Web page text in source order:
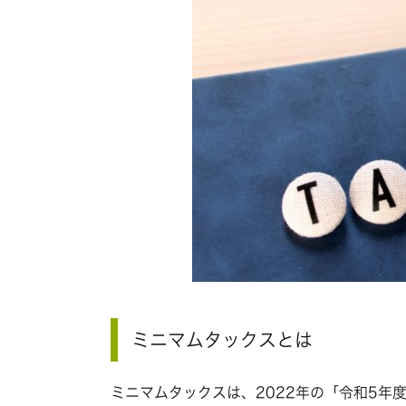
ミニマムタックスとは
ミニマムタックスは、2022年の「令和5年